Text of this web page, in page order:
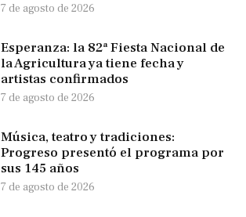
7 de agosto de 2026
Esperanza: la 82ª Fiesta Nacional de
la Agricultura ya tiene fecha y
artistas confirmados
7 de agosto de 2026
Música, teatro y tradiciones:
Progreso presentó el programa por
sus 145 años
7 de agosto de 2026